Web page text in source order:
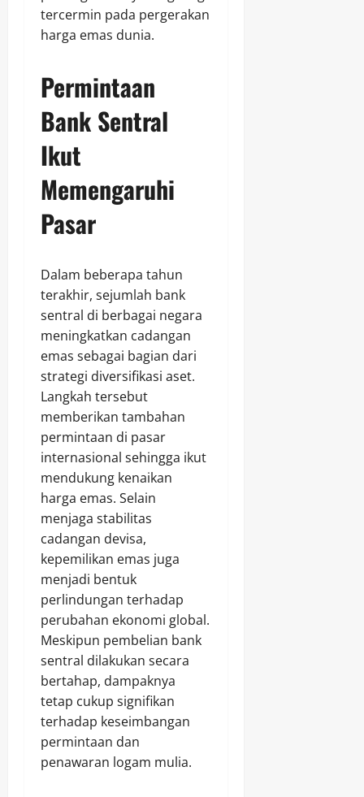
tercermin pada pergerakan
harga emas dunia.
Permintaan
Bank Sentral
Ikut
Memengaruhi
Pasar
Dalam beberapa tahun
terakhir, sejumlah bank
sentral di berbagai negara
meningkatkan cadangan
emas sebagai bagian dari
strategi diversifikasi aset.
Langkah tersebut
memberikan tambahan
permintaan di pasar
internasional sehingga ikut
mendukung kenaikan
harga emas. Selain
menjaga stabilitas
cadangan devisa,
kepemilikan emas juga
menjadi bentuk
perlindungan terhadap
perubahan ekonomi global.
Meskipun pembelian bank
sentral dilakukan secara
bertahap, dampaknya
tetap cukup signifikan
terhadap keseimbangan
permintaan dan
penawaran logam mulia.